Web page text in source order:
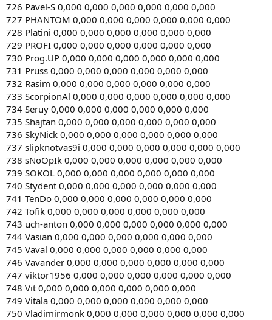
726 Pavel-S 0,000 0,000 0,000 0,000 0,000 0,000
727 PHANTOM 0,000 0,000 0,000 0,000 0,000 0,000
728 Platini 0,000 0,000 0,000 0,000 0,000 0,000
729 PROFI 0,000 0,000 0,000 0,000 0,000 0,000
730 Prog.UP 0,000 0,000 0,000 0,000 0,000 0,000
731 Pruss 0,000 0,000 0,000 0,000 0,000 0,000
732 Rasim 0,000 0,000 0,000 0,000 0,000 0,000
733 ScorpionAl 0,000 0,000 0,000 0,000 0,000 0,000
734 Seruy 0,000 0,000 0,000 0,000 0,000 0,000
735 Shajtan 0,000 0,000 0,000 0,000 0,000 0,000
736 SkyNick 0,000 0,000 0,000 0,000 0,000 0,000
737 slipknotvas9i 0,000 0,000 0,000 0,000 0,000 0,000
738 sNoOpIk 0,000 0,000 0,000 0,000 0,000 0,000
739 SOKOL 0,000 0,000 0,000 0,000 0,000 0,000
740 Stydent 0,000 0,000 0,000 0,000 0,000 0,000
741 TenDo 0,000 0,000 0,000 0,000 0,000 0,000
742 Tofik 0,000 0,000 0,000 0,000 0,000 0,000
743 uch-anton 0,000 0,000 0,000 0,000 0,000 0,000
744 Vasian 0,000 0,000 0,000 0,000 0,000 0,000
745 Vaval 0,000 0,000 0,000 0,000 0,000 0,000
746 Vavander 0,000 0,000 0,000 0,000 0,000 0,000
747 viktor1956 0,000 0,000 0,000 0,000 0,000 0,000
748 Vit 0,000 0,000 0,000 0,000 0,000 0,000
749 Vitala 0,000 0,000 0,000 0,000 0,000 0,000
750 Vladimirmonk 0,000 0,000 0,000 0,000 0,000 0,000